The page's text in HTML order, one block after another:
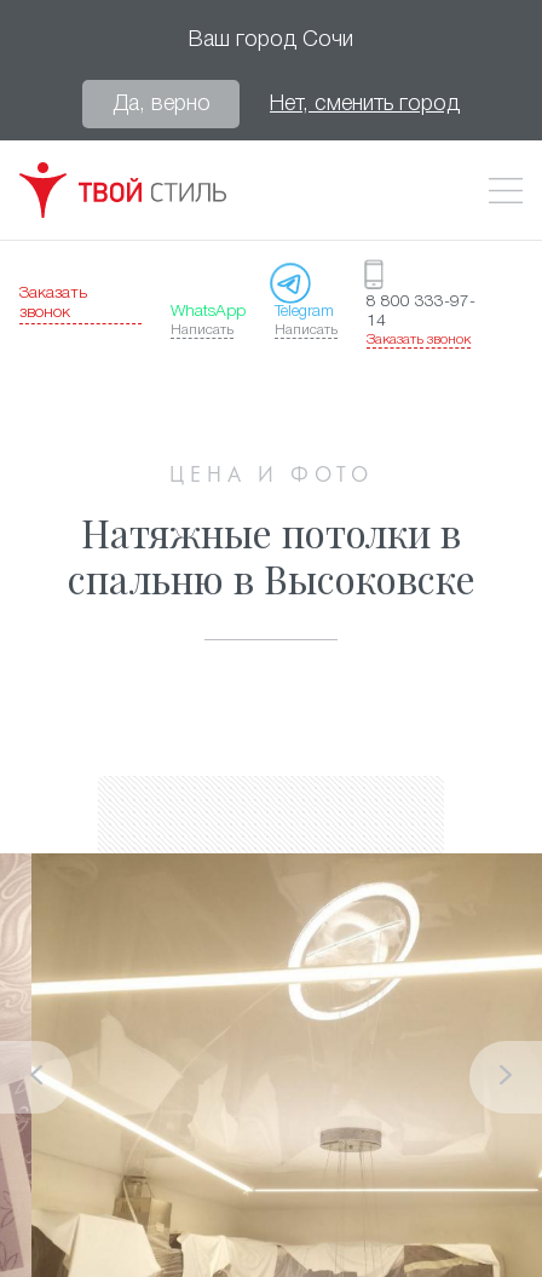
Ваш город Сочи
Да, верно Нет, сменить город
Заказать
звонок
WhatsApp
Написать
Telegram
Написать
8 800 333-97-
14
Заказать звонок
ЦЕНА И ФОТО
Натяжные потолки в
спальню в Высоковске